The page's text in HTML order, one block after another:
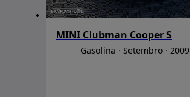
MINI Clubman Cooper S
Gasolina Setembro 2009